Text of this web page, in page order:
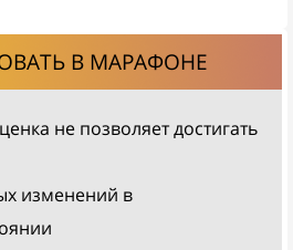
В МАРАФОНЕ
не позволяет достигать
изменений в